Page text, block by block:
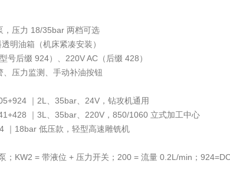
，压力 18/35bar 两档可选
明油箱（机床紧凑安装）
号后缀 924）、220V AC（后缀 428）
、压力监测、手动补油按钮
｜2L、35bar、24V，钻攻机通用
｜3L、35bar、220V，850/1060 立式加工中心
｜18bar 低压款，轻型高速雕铣机
；KW2 = 带液位 + 压力开关；200 = 流量 0.2L/min；